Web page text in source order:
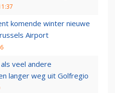
komende winter nieuwe
Airport
veel andere
langer weg uit Golfregio